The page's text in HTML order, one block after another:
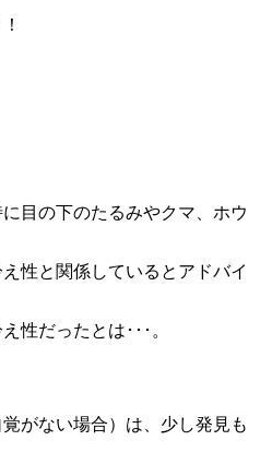
目の下のたるみやクマ、ホウ
性と関係しているとアドバイ
性だったとは･･･。
がない場合）は、少し発見も